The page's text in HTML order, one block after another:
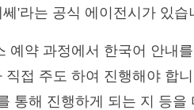
'라는 공식 에이전시가 있습
예약 과정에서 한국어 안내
접 주도 하여 진행해야 합
통해 진행하게 되는 지 등을